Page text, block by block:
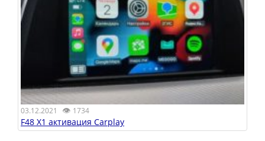
03.12.2021 👁 1734
F48 X1 активация Carplay